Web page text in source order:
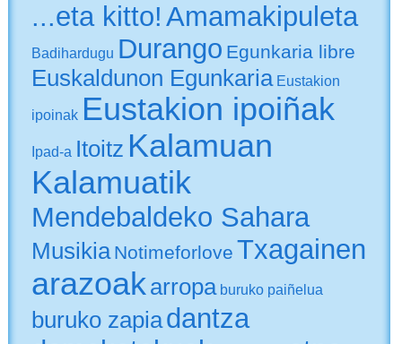
...eta kitto! Amamakipuleta
Badihardugu Durango Egunkaria libre
Euskaldunon Egunkaria Eustakion
ipoinak Eustakion ipoiñak
Ipad-a Itoitz Kalamuan
Kalamuatik
Mendebaldeko Sahara
Musikia Notimeforlove Txagainen
arazoakarropa buruko paiñelua
buruko zapiadantza